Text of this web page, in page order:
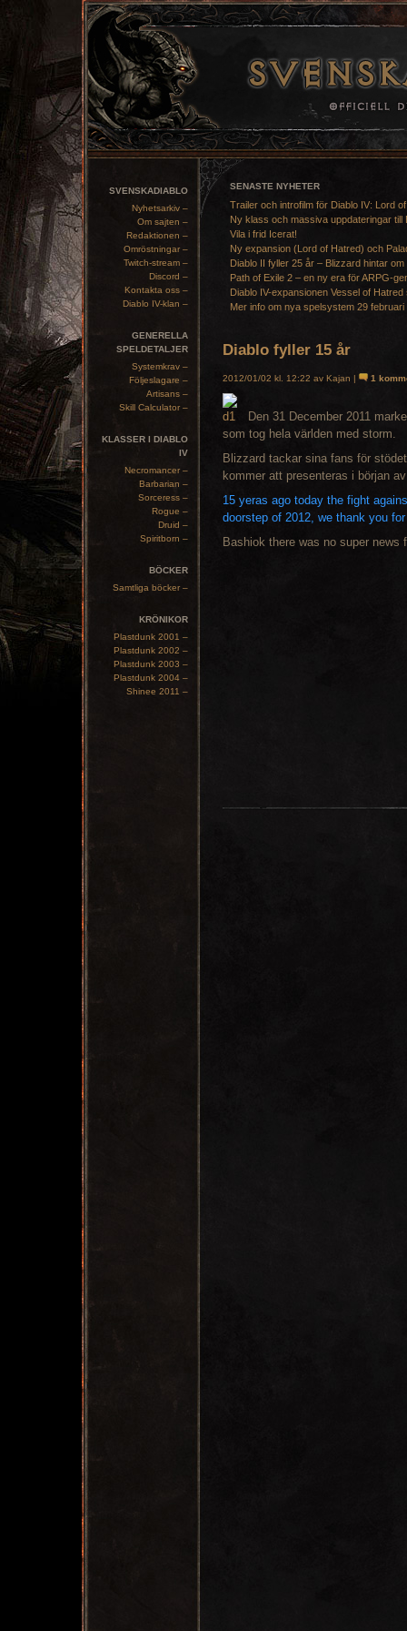
SVENSKADIABLO
Nyhetsarkiv –
Om sajten –
Redaktionen –
Omröstningar –
Twitch-stream –
Discord –
Kontakta oss –
Diablo IV-klan –
GENERELLA
SPELDETALJER
Systemkrav –
Följeslagare –
Artisans –
Skill Calculator –
KLASSER I DIABLO
IV
Necromancer –
Barbarian –
Sorceress –
Rogue –
Druid –
Spiritborn –
BÖCKER
Samtliga böcker –
KRÖNIKOR
Plastdunk 2001 –
Plastdunk 2002 –
Plastdunk 2003 –
Plastdunk 2004 –
Shinee 2011 –
SENASTE NYHETER
Trailer och introfilm för Diablo IV: Lord
Ny klass och massiva uppdateringar till
Vila i frid Icerat!
Ny expansion (Lord of Hatred) och
Diablo II fyller 25 år – Blizzard hintar om
Path of Exile 2 – en ny era för ARPG-
Diablo IV-expansionen Vessel of
Mer info om nya spelsystem 29 februari
Diablo fyller 15 år
2012/01/02 kl. 12:22 av Kajan | 1
Den 31 December 2011
som tog hela världen med storm.
Blizzard tackar sina fans för
kommer att presenteras i början
15 yeras ago today the fight
doorstep of 2012, we thank you
Bashiok there was no super news